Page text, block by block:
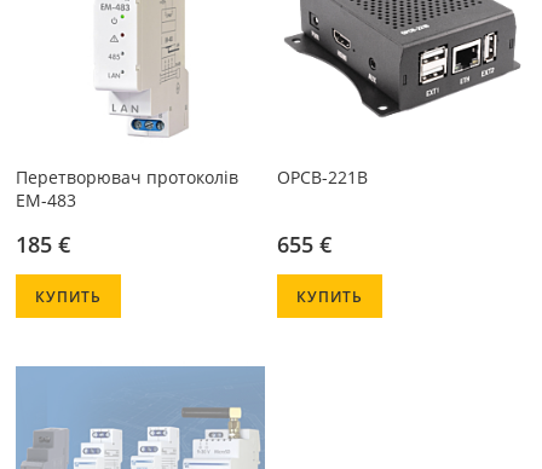
Перетворювач протоколів
EM-483
185 €
КУПИТЬ
OPCB-221В
655 €
КУПИТЬ